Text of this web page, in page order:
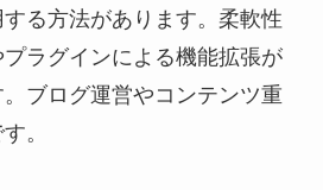
る方法があります。柔軟性
ラグインによる機能拡張が
ブログ運営やコンテンツ重
。